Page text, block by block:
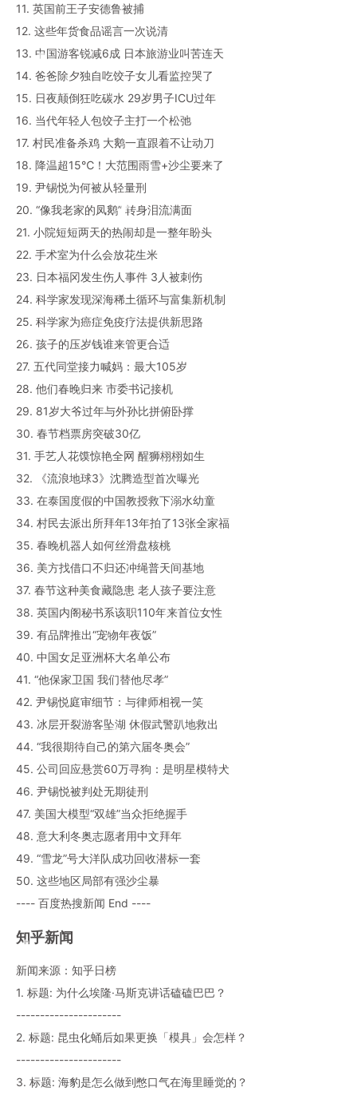
11. 英国前王子安德鲁被捕
12. 这些年货食品谣言一次说清
13. 中国游客锐减6成 日本旅游业叫苦连天
14. 爸爸除夕独自吃饺子女儿看监控哭了
15. 日夜颠倒狂吃碳水 29岁男子ICU过年
16. 当代年轻人包饺子主打一个松弛
17. 村民准备杀鸡 大鹅一直跟着不让动刀
18. 降温超15℃！大范围雨雪+沙尘要来了
19. 尹锡悦为何被从轻量刑
20. “像我老家的凤鹅” 转身泪流满面
21. 小院短短两天的热闹却是一整年盼头
22. 手术室为什么会放花生米
23. 日本福冈发生伤人事件 3人被刺伤
24. 科学家发现深海稀土循环与富集新机制
25. 科学家为癌症免疫疗法提供新思路
26. 孩子的压岁钱谁来管更合适
27. 五代同堂接力喊妈：最大105岁
28. 他们春晚归来 市委书记接机
29. 81岁大爷过年与外孙比拼俯卧撑
30. 春节档票房突破30亿
31. 手艺人花馍惊艳全网 醒狮栩栩如生
32. 《流浪地球3》沈腾造型首次曝光
33. 在泰国度假的中国教授救下溺水幼童
34. 村民去派出所拜年13年拍了13张全家福
35. 春晚机器人如何丝滑盘核桃
36. 美方找借口不归还冲绳普天间基地
37. 春节这种美食藏隐患 老人孩子要注意
38. 英国内阁秘书系该职110年来首位女性
39. 有品牌推出“宠物年夜饭”
40. 中国女足亚洲杯大名单公布
41. “他保家卫国 我们替他尽孝”
42. 尹锡悦庭审细节：与律师相视一笑
43. 冰层开裂游客坠湖 休假武警趴地救出
44. “我很期待自己的第六届冬奥会”
45. 公司回应悬赏60万寻狗：是明星模特犬
46. 尹锡悦被判处无期徒刑
47. 美国大模型“双雄”当众拒绝握手
48. 意大利冬奥志愿者用中文拜年
49. “雪龙”号大洋队成功回收潜标一套
50. 这些地区局部有强沙尘暴
---- 百度热搜新闻 End ----
知乎新闻
新闻来源：知乎日榜
1. 标题: 为什么埃隆·马斯克讲话磕磕巴巴？
----------------------
2. 标题: 昆虫化蛹后如果更换「模具」会怎样？
----------------------
3. 标题: 海豹是怎么做到憋口气在海里睡觉的？